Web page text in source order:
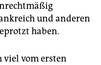
und anderen
haben.
vom ersten